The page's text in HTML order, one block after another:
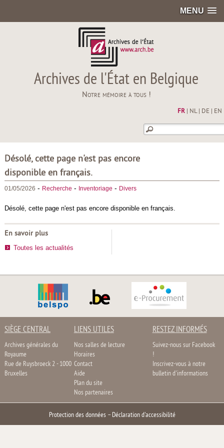
MENU
Archives de l'État en Belgique
Notre mémoire à tous !
FR| NL| DE EN
Désolé, cette page n'est pas encore
disponible en français.
01/05/2026 - Recherche - Inventoriage - Divers
Désolé, cette page n'est pas encore disponible en français.
En savoir plus
Toutes les actualités
SIÈGE CENTRAL
Archives générales du
Royaume
Rue de Ruysbroeck 2 - 1000
Bruxelles
LIENS UTILES
Nos salles de lecture
Horaires
Contact
Aide
Plan du site
Nos partenaires
RESTEZ INFORMÉS
Suivez-nous sur Facebook
!
Inscrivez-vous à notre
bulletin d'informations
Protection des données– Déclaration d'accessibilité